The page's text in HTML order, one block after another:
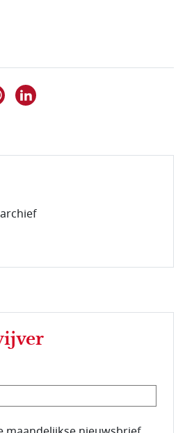
op Bluesky
dit item op Facebook
via WhatsApp